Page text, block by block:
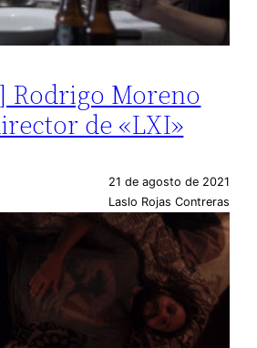
Rodrigo Moreno
de «LXI»
21 de agosto de 2021
Laslo Rojas Contreras